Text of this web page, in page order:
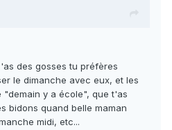
des gosses tu préfères
le dimanche avec eux, et les
y a école", que t'as
bidons quand belle maman
midi, etc...